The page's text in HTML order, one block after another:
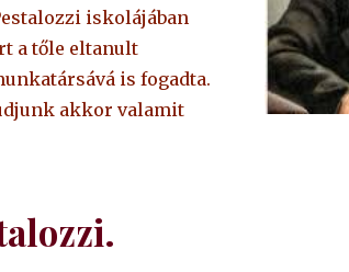
iskolájában
a tőle eltanult
is fogadta.
akkor valamit